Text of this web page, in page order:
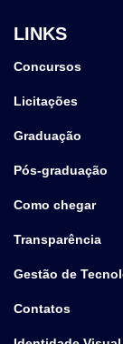
LINKS
Concursos
Licitações
Graduação
Pós-graduação
Como chegar
Transparência
Gestão de
Contatos